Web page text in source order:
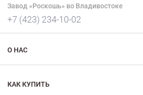
Завод «Роскошь» во Владивостоке
+7 (423) 234-10-02
О НАС
КАК КУПИТЬ